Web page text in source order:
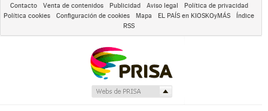
Contacto Venta de contenidos Publicidad Aviso legal
Política de privacidad
Política cookies
Configuración de cookies Mapa EL PAÍS en KIOSKOyMÁS
Índice
RSS